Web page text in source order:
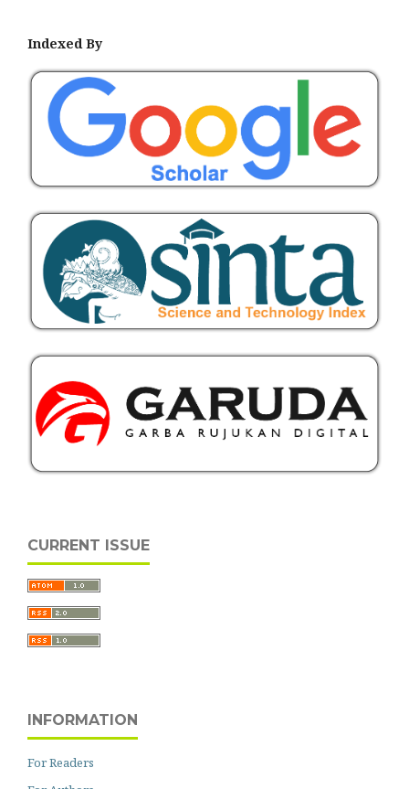
Indexed By
CURRENT ISSUE
INFORMATION
For Readers